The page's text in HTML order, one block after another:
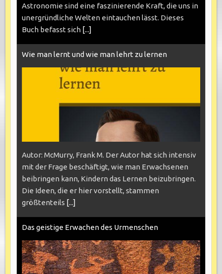
Astronomie sind eine faszinierende Kraft, die uns in
unergründliche Welten eintauchen lässt. Dieses
Buch befasst sich [...]
Wie man lernt und wie man lehrt zu lernen
Autor: McMurry, Frank M. Der Autor hat sich intensiv
mit der Frage beschäftigt, wie man Erwachsenen
beibringen kann, Kindern das Lernen beizubringen.
Die Ideen, die er hier vorstellt, stammen
größtenteils [...]
Das geistige Erwachen des Urmenschen